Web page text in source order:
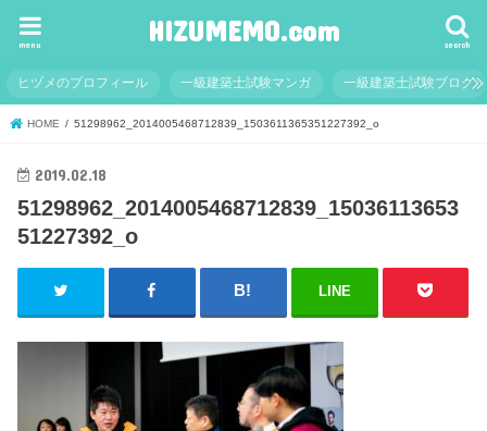
HIZUMEMO.com search
menu
ヒヅメのプロフィール 一級建築士試験マンガ 一級建築士試験ブログ
HOME 51298962_2014005468712839_1503611365351227392_o
2019.02.18
51298962_2014005468712839_15036113653
51227392_o
LINE